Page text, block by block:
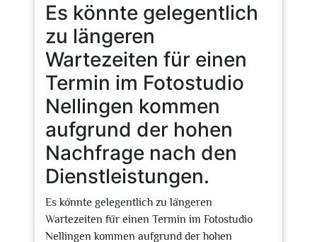
Es könnte gelegentlich
zu längeren
Wartezeiten für einen
Termin im Fotostudio
Nellingen kommen
aufgrund der hohen
Nachfrage nach den
Dienstleistungen.
Es könnte gelegentlich zu längeren
Wartezeiten für einen Termin im Fotostudio
Nellingen kommen aufgrund der hohen